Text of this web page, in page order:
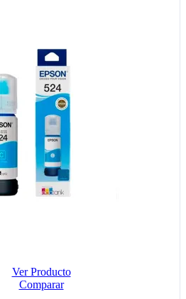
Ver Producto
Comparar